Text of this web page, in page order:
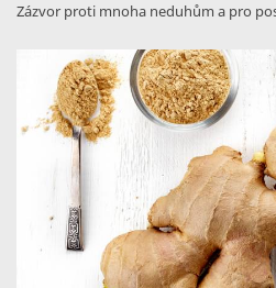
Zázvor proti mnoha neduhům a pro